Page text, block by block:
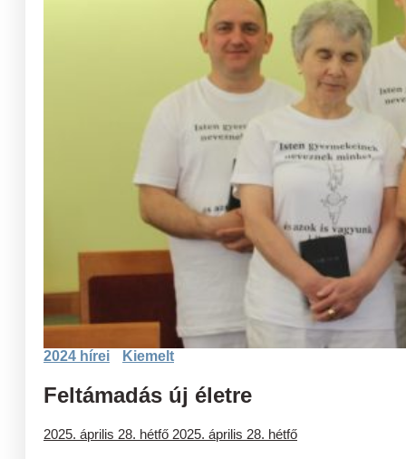
2024 hírei Kiemelt
Feltámadás új életre
2025. április 28. hétfő 2025. április 28. hétfő